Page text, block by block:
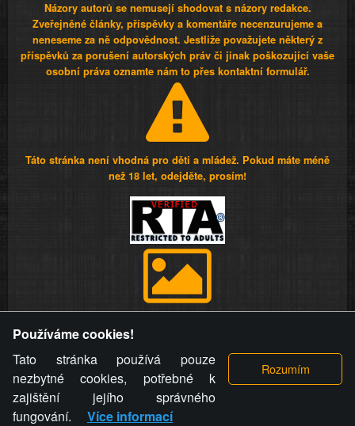
Názory autorů se nemusejí shodovat s názory redakce.
Zveřejněné články, příspěvky a komentáře necenzurujeme a
neneseme za ně odpovědnost. Jestliže považujete některý z
příspěvků za porušení autorských práv či jinak poškozující vaše
osobní práva oznamte nám to přes kontaktní formulář.
Táto stránka není vhodná pro děti a mládež. Pokud máte méně
než 18 let, odejděte, prosím!
videa a komentáře. Osoba, které se toto opatření provozovatele
stránky týče, ani osoba, která umístila fotografii nebo video na
stránku, nemůže z důvodu odstranění fotografie, videa nebo
komentáře pro výše uvedenou okolnost uplatnit vůči
provozovateli stránky žádný nárok na náhradu škody nebo
nemajetkové újmy.
Používáme cookies!
Tato stránka používá pouze
nezbytné cookies, potřebné k
zajištění jejího správného
fungování.
Více informací